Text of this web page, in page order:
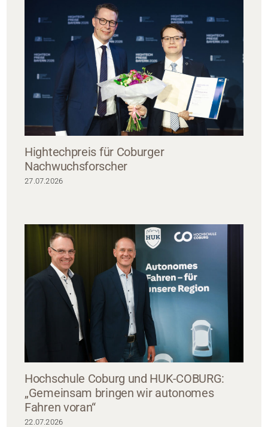
Hightechpreis für Coburger
Nachwuchsforscher
27.07.2026
Hochschule Coburg und HUK-COBURG:
„Gemeinsam bringen wir autonomes
Fahren voran“
22.07.2026